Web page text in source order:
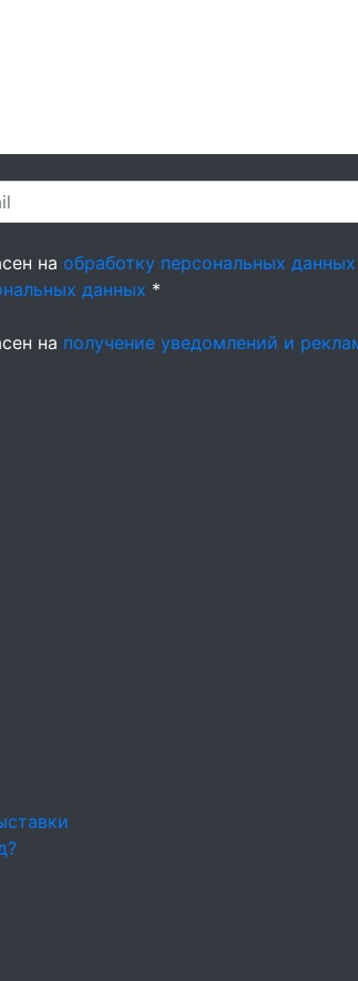
на обработку персональных данных
данных *
на получение уведомлений и